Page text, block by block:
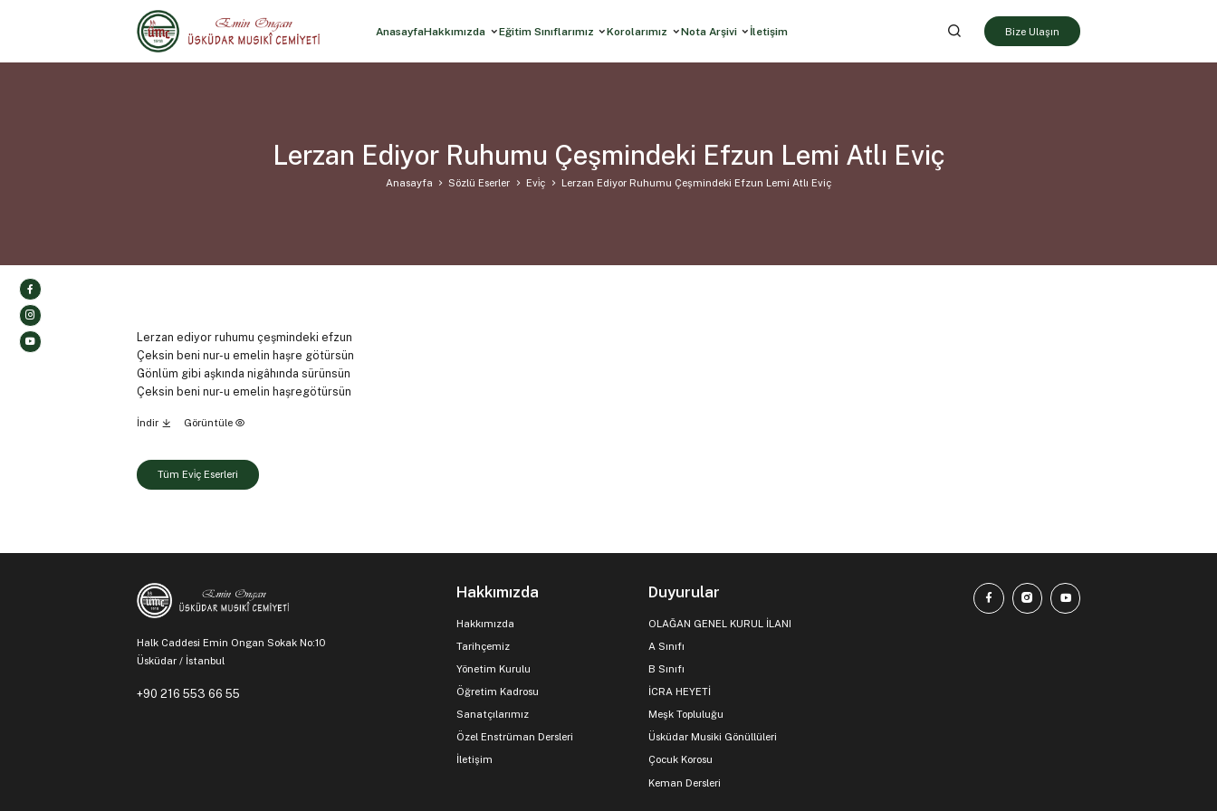
AnasayfaHakkımızda Eğitim Sınıflarımız Korolarımız Nota Arşivi İletişim Bize Ulaşın
Lerzan Ediyor Ruhumu Çeşmindeki Efzun Lemi Atlı Eviç
Anasayfa Sözlü Eserler Evi̇ç Lerzan Ediyor Ruhumu Çeşmindeki Efzun Lemi Atlı Eviç
Lerzan ediyor ruhumu çeşmindeki efzun
Çeksin beni nur-u emelin haşre götürsün
Gönlüm gibi aşkında nigâhında sürünsün
Çeksin beni nur-u emelin haşregötürsün
İndir Görüntüle
Tüm Evi̇ç Eserleri
Halk Caddesi Emin Ongan Sokak No:10
Üsküdar / İstanbul
+90 216 553 66 55
Hakkımızda
Hakkımızda
Tarihçemiz
Yönetim Kurulu
Öğretim Kadrosu
Sanatçılarımız
Özel Enstrüman Dersleri
İletişim
Duyurular
OLAĞAN GENEL KURUL İLANI
A Sınıfı
B Sınıfı
İCRA HEYETİ
Meşk Topluluğu
Üsküdar Musiki Gönüllüleri
Çocuk Korosu
Keman Dersleri